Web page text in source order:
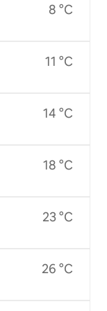
8 °C
11 °C
14 °C
18 °C
23 °C
26 °C